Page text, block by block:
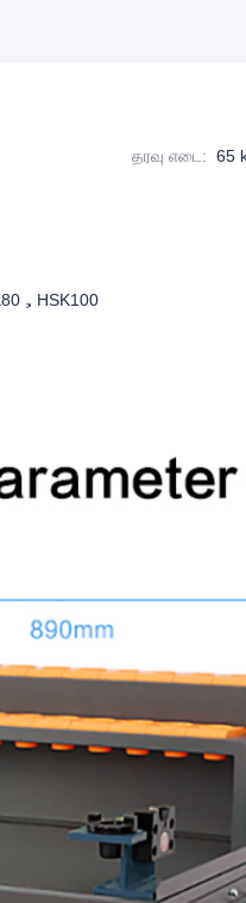
தரவு எடை : 65
，HSK100